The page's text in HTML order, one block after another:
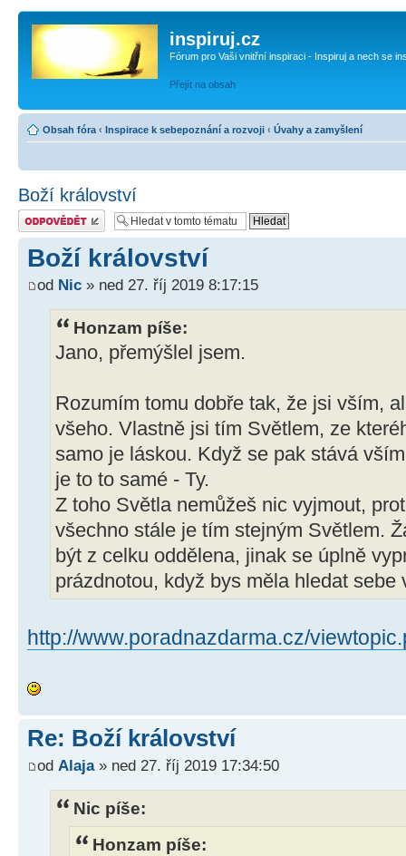
inspiruj.cz
Fórum pro Vaši vnitřní inspiraci - Inspiruj a nech se
Přejít na obsah
Obsah fóra ‹ Inspirace k sebepoznání a rozvoji ‹ Úvahy a zamyšlení
Boží království
Odeslat odpověď
Boží království
od Nic » ned 27. říj 2019 8:17:15
Honzam píše:
Jano, přemýšlel jsem.
Rozumím tomu dobře tak, že jsi vším,
všeho. Vlastně jsi tím Světlem, ze
samo je láskou. Když se pak stává
je to to samé - Ty.
Z toho Světla nemůžeš nic vyjmout,
všechno stále je tím stejným Světlem.
být z celku oddělena, jinak se úplně
prázdnotou, když bys měla hledat sebe
http://www.poradnazdarma.cz/
Re: Boží království
od Alaja» ned 27. říj 2019 17:34:50
Nic píše:
Honzam píše: